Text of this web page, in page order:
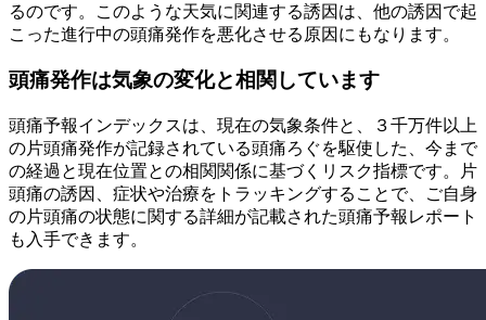
るのです。このような天気に関連する誘因は、他の誘因で起
こった進行中の頭痛発作を悪化させる原因にもなります。
頭痛発作は気象の変化と相関しています
頭痛予報インデックスは、現在の気象条件と、３千万件以上
の片頭痛発作が記録されている頭痛ろぐを駆使した、今まで
の経過と現在位置との相関関係に基づくリスク指標です。片
頭痛の誘因、症状や治療をトラッキングすることで、ご自身
の片頭痛の状態に関する詳細が記載された頭痛予報レポート
も入手できます。